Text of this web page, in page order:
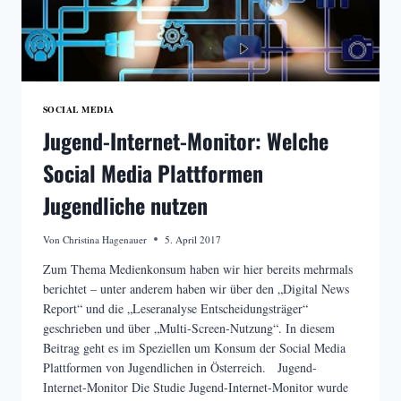
SOCIAL MEDIA
Jugend-Internet-Monitor: Welche
Social Media Plattformen
Jugendliche nutzen
Von Christina Hagenauer 5. April 2017
Zum Thema Medienkonsum haben wir hier bereits mehrmals
berichtet – unter anderem haben wir über den „Digital News
Report“ und die „Leseranalyse Entscheidungsträger“
geschrieben und über „Multi-Screen-Nutzung“. In diesem
Beitrag geht es im Speziellen um Konsum der Social Media
Plattformen von Jugendlichen in Österreich. Jugend-
Internet-Monitor Die Studie Jugend-Internet-Monitor wurde